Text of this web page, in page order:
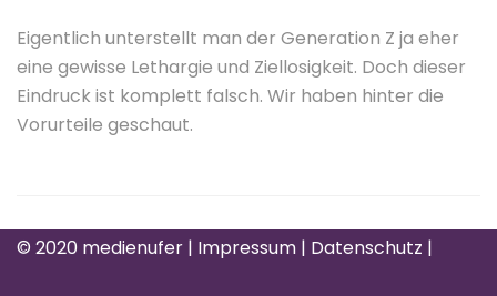
Eigentlich unterstellt man der Generation Z ja eher
eine gewisse Lethargie und Ziellosigkeit. Doch dieser
Eindruck ist komplett falsch. Wir haben hinter die
Vorurteile geschaut.
© 2020 medienufer | Impressum | Datenschutz |